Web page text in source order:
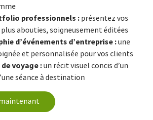
professionnels :présentez vos
abouties, soigneusement éditées
d’événements d’entreprise :une
et personnalisée pour vos clients
voyage :un récit visuel concis d’un
séance à destination